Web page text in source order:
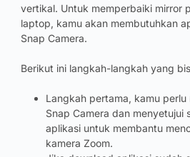
vertikal. Untuk memperbaiki mirror
laptop, kamu akan membutuhkan
Snap Camera.
Berikut ini langkah-langkah yang
Langkah pertama, kamu
Snap Camera dan menyetujui
aplikasi untuk membantu
kamera Zoom.